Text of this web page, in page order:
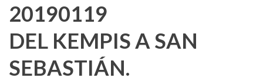
20190119
DEL KEMPIS A SAN
SEBASTIÁN.